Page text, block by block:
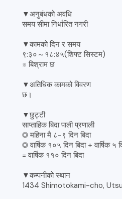
▼अनुबंधको अवधि
समय सीमा निर्धारित नगरी
▼कामको दिन र समय
९:३०～१८:४५(शिफ्ट सिस्टम)
※ बिश्राम छ
▼अतिधिक कामको विवरण
छ।
▼छुट्टी
साप्ताहिक बिदा पाली प्रणाली
◎ महिना मै ८-९ दिन बिदा
◎ वार्षिक १०५ दिन बिदा + वार्षिक ५
= वार्षिक ११० दिन बिदा
▼कम्पनीको स्थान
1434 Shimotokami-cho,